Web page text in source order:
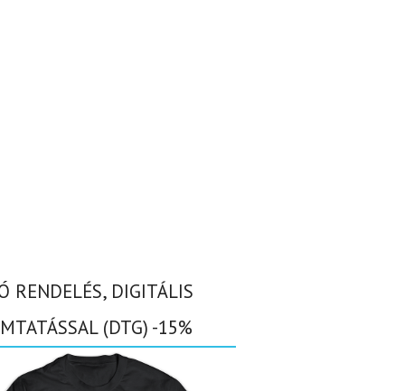
RENDELÉS, DIGITÁLIS
(DTG) -15%